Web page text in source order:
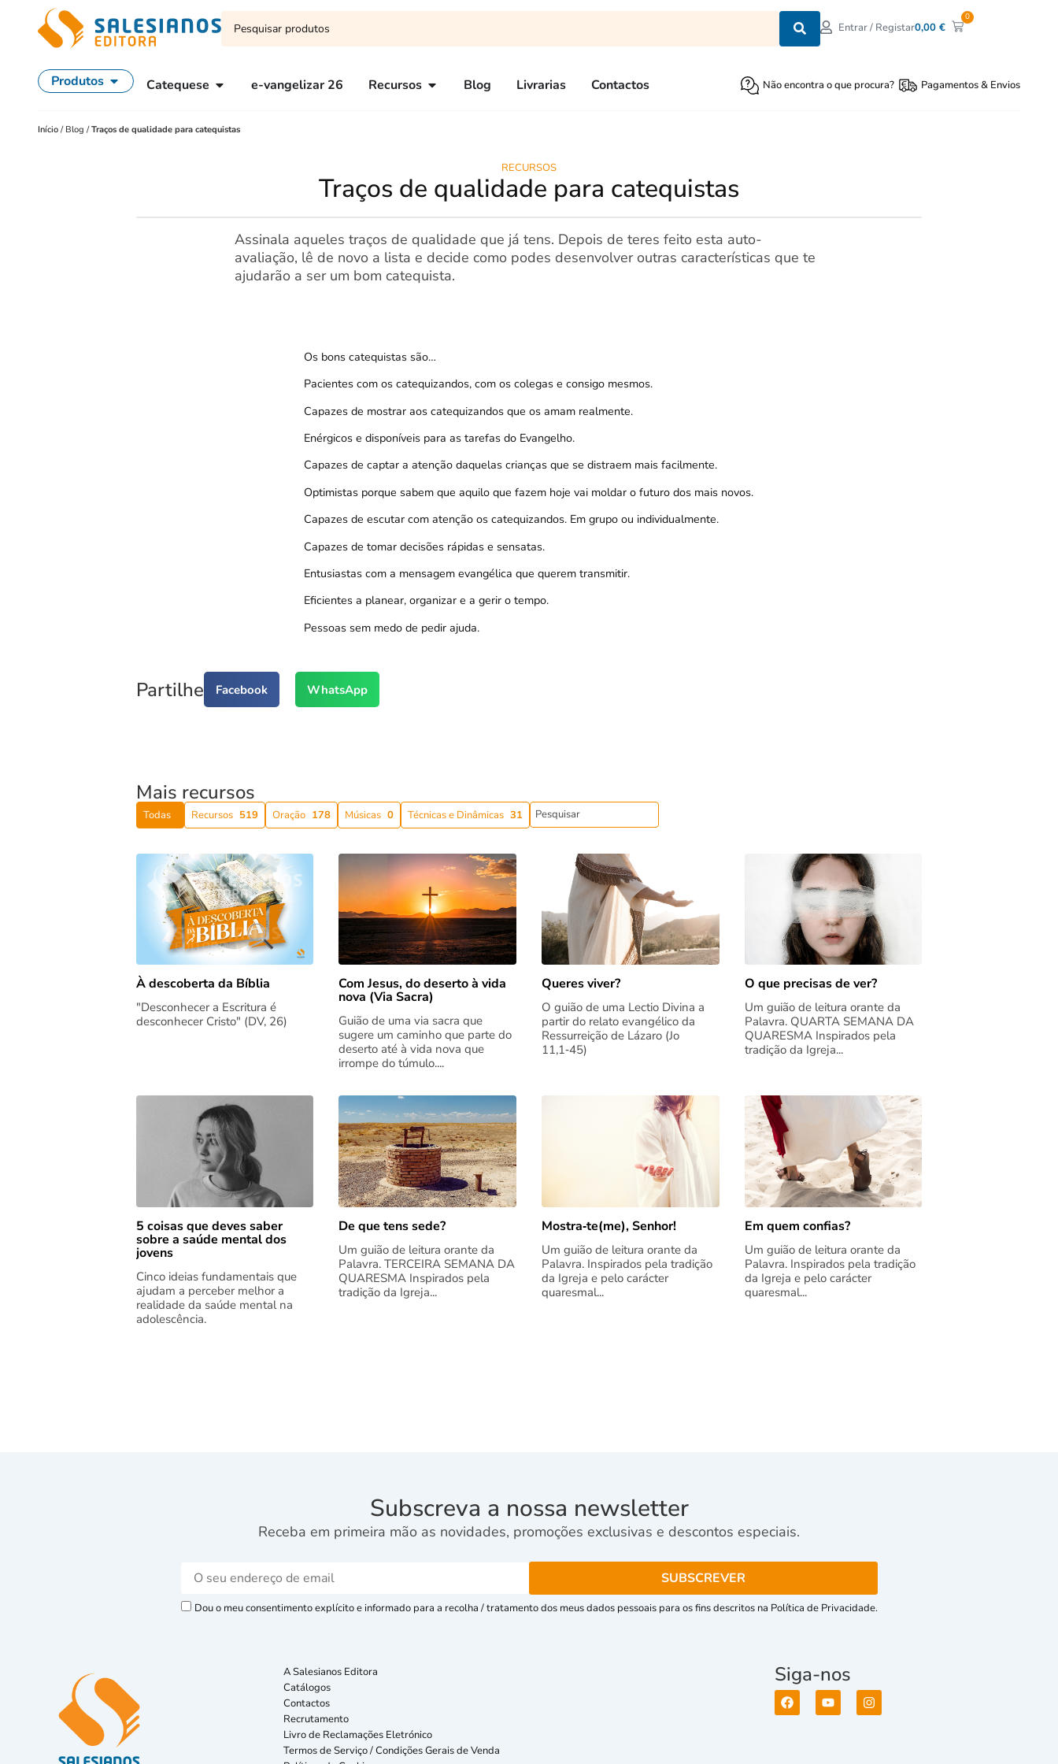
Entrar / Registar0,00€
0
Produtos Catequese e-vangelizar 26 Recursos Blog Livrarias Contactos Não encontra o que procura? Pagamentos & Envios
Início / Blog /Traços de qualidade para catequistas
RECURSOS
Traços de qualidade para catequistas
Assinala aqueles traços de qualidade que já tens. Depois de teres feito esta auto-
avaliação, lê de novo a lista e decide como podes desenvolver outras características que te
ajudarão a ser um bom catequista.
Os bons catequistas são…
Pacientes com os catequizandos, com os colegas e consigo mesmos.
Capazes de mostrar aos catequizandos que os amam realmente.
Enérgicos e disponíveis para as tarefas do Evangelho.
Capazes de captar a atenção daquelas crianças que se distraem mais facilmente.
Optimistas porque sabem que aquilo que fazem hoje vai moldar o futuro dos mais novos.
Capazes de escutar com atenção os catequizandos. Em grupo ou individualmente.
Capazes de tomar decisões rápidas e sensatas.
Entusiastas com a mensagem evangélica que querem transmitir.
Eficientes a planear, organizar e a gerir o tempo.
Pessoas sem medo de pedir ajuda.
Partilhe Facebook WhatsApp
Mais recursos
Todas Recursos 519 Oração 178 Músicas 0 Técnicas e Dinâmicas 31
À descoberta da Bíblia
"Desconhecer a Escritura é
desconhecer Cristo" (DV, 26)
Com Jesus, do deserto à vida
nova (Via Sacra)
Guião de uma via sacra que
sugere um caminho que parte do
deserto até à vida nova que
irrompe do túmulo....
Queres viver?
O guião de uma Lectio Divina a
partir do relato evangélico da
Ressurreição de Lázaro (Jo
11,1‑45)
O que precisas de ver?
Um guião de leitura orante da
Palavra. QUARTA SEMANA DA
QUARESMA Inspirados pela
tradição da Igreja...
5 coisas que deves saber
sobre a saúde mental dos
jovens
Cinco ideias fundamentais que
ajudam a perceber melhor a
realidade da saúde mental na
adolescência.
De que tens sede?
Um guião de leitura orante da
Palavra. TERCEIRA SEMANA DA
QUARESMA Inspirados pela
tradição da Igreja...
Mostra‑te(me), Senhor!
Um guião de leitura orante da
Palavra. Inspirados pela tradição
da Igreja e pelo carácter
quaresmal...
Em quem confias?
Um guião de leitura orante da
Palavra. Inspirados pela tradição
da Igreja e pelo carácter
quaresmal...
Subscreva a nossa newsletter
Receba em primeira mão as novidades, promoções exclusivas e descontos especiais.
Dou o meu consentimento explícito e informado para a recolha / tratamento dos meus dados pessoais para os fins descritos na Política de Privacidade.
A Salesianos Editora
Catálogos
Contactos
Recrutamento
Livro de Reclamações Eletrónico
Termos de Serviço / Condições Gerais de Venda
Siga-nos